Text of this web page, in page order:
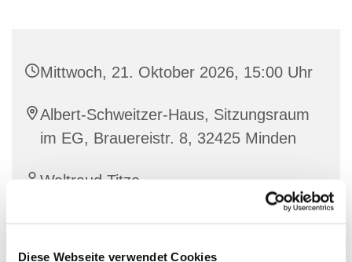
Diese Webseite verwendet Cookies
Mittwoch, 21. Oktober 2026, 15:00 Uhr
Albert-Schweitzer-Haus, Sitzungsraum
im EG, Brauereistr. 8, 32425 Minden
Waltraud Titze